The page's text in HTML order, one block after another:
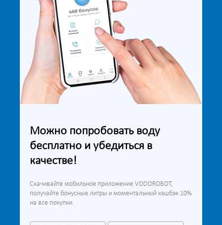
Можно попробовать воду
бесплатно и убедиться в
качестве!
Скачивайте мобильное приложение VODOROBOT,
получайте бонусные литры и моментальный кэшбэк 10%
на все покупки.